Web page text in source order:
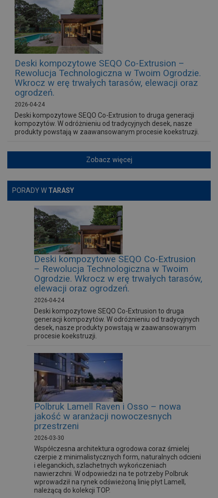
Deski kompozytowe SEQO Co-Extrusion –
Rewolucja Technologiczna w Twoim Ogrodzie.
Wkrocz w erę trwałych tarasów, elewacji oraz
ogrodzeń.
2026-04-24
Deski kompozytowe SEQO Co-Extrusion to druga generacji
kompozytów. W odróżnieniu od tradycyjnych desek, nasze
produkty powstają w zaawansowanym procesie koekstruzji.
Zobacz więcej
PORADY W TARASY
Deski kompozytowe SEQO Co-Extrusion
– Rewolucja Technologiczna w Twoim
Ogrodzie. Wkrocz w erę trwałych tarasów,
elewacji oraz ogrodzeń.
2026-04-24
Deski kompozytowe SEQO Co-Extrusion to druga
generacji kompozytów. W odróżnieniu od tradycyjnych
desek, nasze produkty powstają w zaawansowanym
procesie koekstruzji.
Polbruk Lamell Raven i Osso – nowa
jakość w aranżacji nowoczesnych
przestrzeni
2026-03-30
Współczesna architektura ogrodowa coraz śmielej
czerpie z minimalistycznych form, naturalnych odcieni
i eleganckich, szlachetnych wykończeniach
nawierzchni. W odpowiedzi na te potrzeby Polbruk
wprowadził na rynek odświeżoną linię płyt Lamell,
należącą do kolekcji TOP.